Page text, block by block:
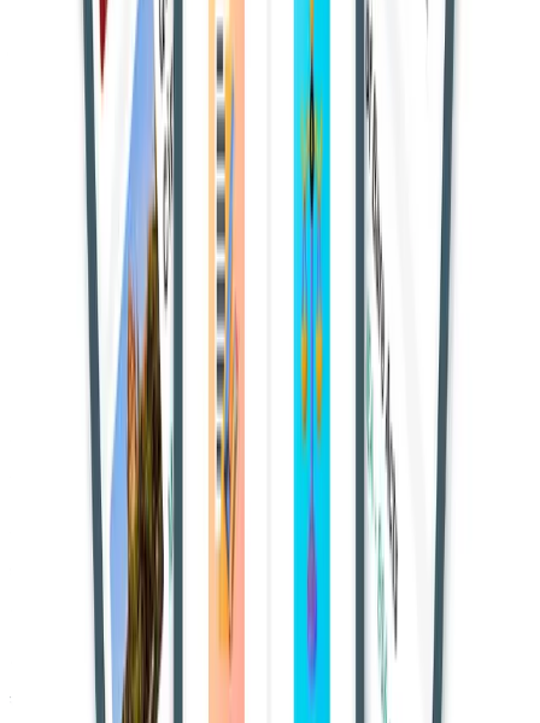
लाइक करना न तो उसका प्रकाशन है और न ही प्रसारण , इसलिए यह
प्रौद्योगिकी अधिनियम, 2000 की धारा 67 के तहत दंडनीय नहीं है
धारा इलेक्ट्रॉनिक रूप में अश्लील सामग्री के प्रकाशन या प्रसारण से संबंधित
न्यायमूर्ति सौरभ श्रीवास्तव
की एकल पीठ ने यह बात उस मामले में कही
इमरान खान नामक व्यक्ति पर एकभड़काऊ पोस्ट को फेसबुक पर
लाइक करने का आरोप था।
उत्तर प्रदेश राजस्व संहिता: केवल कानूनी विभाजन के बाद ही
सह-भूमिधर अपनी हिस्सेदारी के लिए भूमि उपयोग परिवर्तन
“कोई पोस्ट या मैसेज 'प्रकाशित' तब माना जाता है जब उसे पोस्ट किया
जाता है, और 'प्रसारित' तब जब उसे साझा (शेयर) या रीट्वीट किया जाता
है,” कोर्ट ने स्पष्ट किया।
कोर्ट ने आगे कहा कि आईटी एक्ट की धारा 67 विशेष रूप से अश्लील
सामग्री से संबंधित है , यानी ऐसी सामग्री जो
कामुक या अश्लील रुचि को
आकर्षित करती हो
, मतलब यौन सामग्री।
“'कामुक या अश्लील रुचि को आकर्षित' शब्दों का अर्थ यौन इच्छा और
रुचि से है, इसलिए आईटी एक्ट की धारा 67 अन्य भड़काऊ सामग्री के